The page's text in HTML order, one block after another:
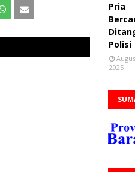
Pria
Polisi
2025